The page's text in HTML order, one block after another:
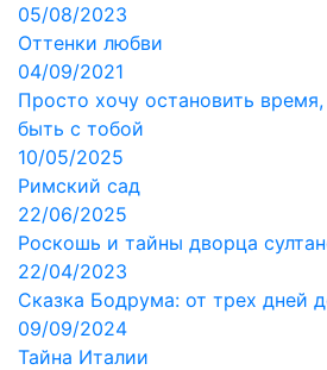
05/08/2023
Оттенки любви
04/09/2021
Просто хочу остановить время,
быть с тобой
10/05/2025
Римский сад
22/06/2025
Роскошь и тайны дворца
22/04/2023
Сказка Бодрума: от трех дней
09/09/2024
Тайна Италии